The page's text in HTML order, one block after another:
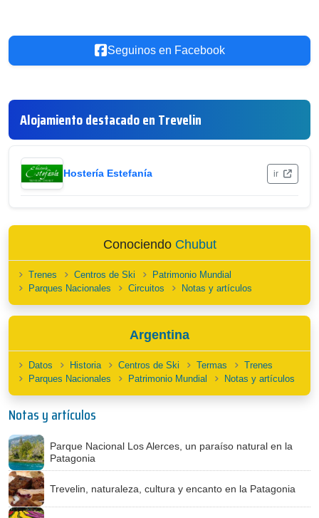
Seguinos en Facebook
Alojamiento destacado en Trevelin
Hostería Estefanía ir
Conociendo Chubut
Trenes Centros de Ski
Patrimonio Mundial
Parques Nacionales
Circuitos Notas y artículos
Argentina
Datos Historia Centros de Ski Termas
Trenes
Parques Nacionales
Patrimonio Mundial Notas y artículos
Notas y artículos
Parque Nacional Los Alerces, un paraíso natural en la
Patagonia
Trevelin, naturaleza, cultura y encanto en la Patagonia